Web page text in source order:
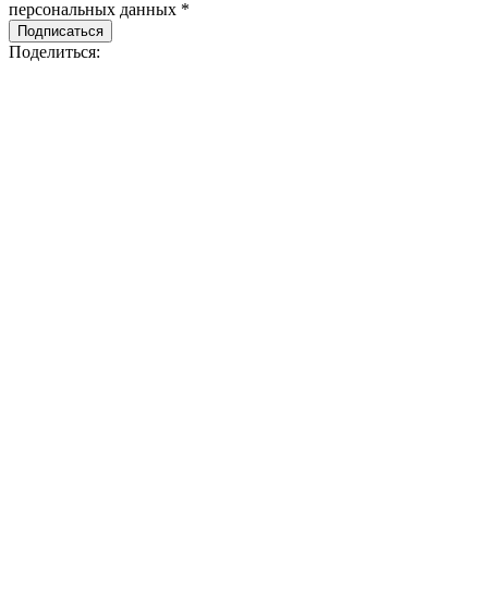
персональных данных *
Подписаться
Поделиться: